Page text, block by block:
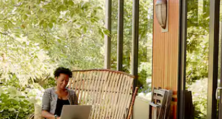
oben und unten oder erkunde die Ergebnisse